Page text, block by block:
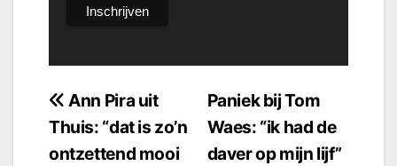
Bericht
navigatie
Paniek bij Tom
Waes: “ik had de
daver op mijn lijf”
Ann Pira uit
Thuis: “dat is zo’n
ontzettend mooi